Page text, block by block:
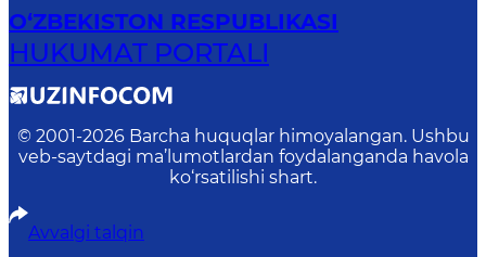
O‘ZBEKISTON RESPUBLIKASI
HUKUMAT PORTALI
© 2001-2026 Barcha huquqlar himoyalangan. Ushbu
veb-saytdagi ma’lumotlardan foydalanganda havola
ko‘rsatilishi shart.
Avvalgi talqin